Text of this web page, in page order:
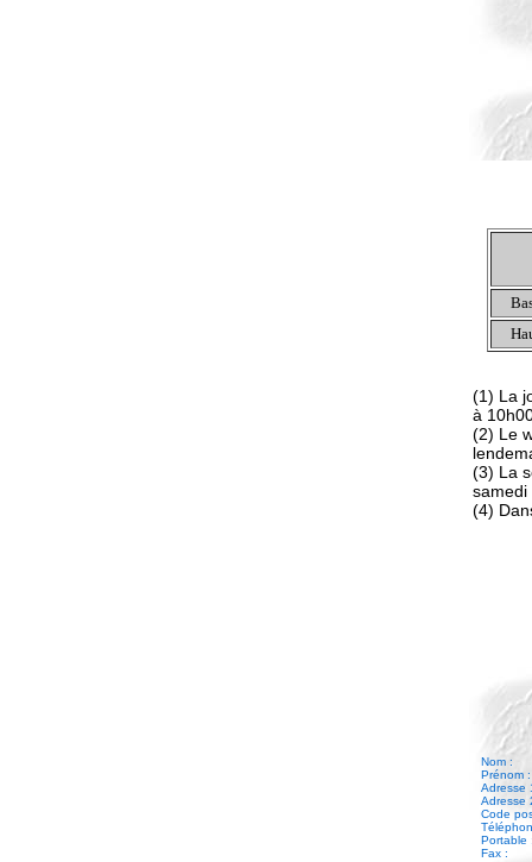
(1) La
à
(2) Le
(3) La
samedi
(4)
Nom :
Prénom :
Adresse
Adresse
Code
Portable
Fax :